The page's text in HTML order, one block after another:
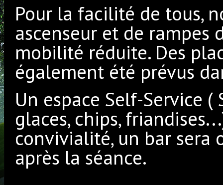
Pour la facilité de tous,
ascenseur et de rampes
mobilité réduite. Des
également été prévus
Un espace Self-Service (
glaces, chips,
convivialité, un bar sera
après la séance.